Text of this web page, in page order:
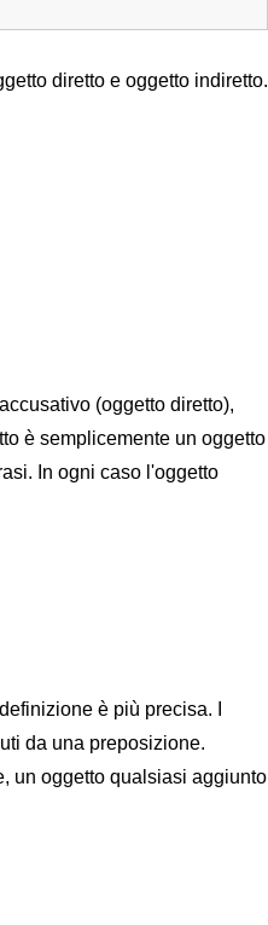
diretto e oggetto indiretto.
(oggetto diretto),
è semplicemente un oggetto
In ogni caso l'oggetto
è più precisa. I
da una preposizione.
un oggetto qualsiasi aggiunto